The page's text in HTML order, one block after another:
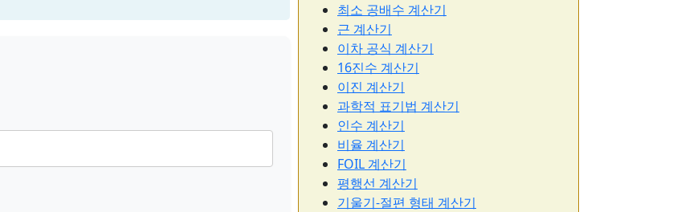
최소 공배수 계산기
근 계산기
이차 공식 계산기
16진수 계산기
이진 계산기
과학적 표기법 계산기
인수 계산기
비율 계산기
FOIL 계산기
평행선 계산기
기울기-절편 형태 계산기